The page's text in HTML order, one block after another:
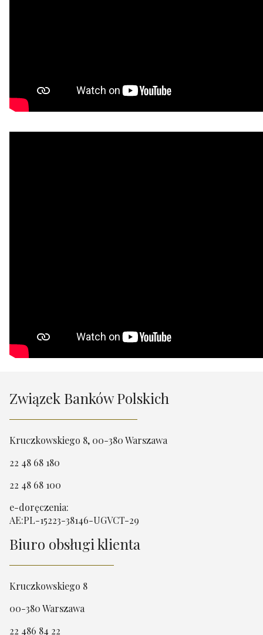
Związek Banków Polskich
Kruczkowskiego 8, 00-380 Warszawa
22 48 68 180
22 48 68 100
e-doręczenia:
AE:PL-15223-38146-UGVCT-29
Biuro obsługi klienta
Kruczkowskiego 8
00-380 Warszawa
22 486 84 22